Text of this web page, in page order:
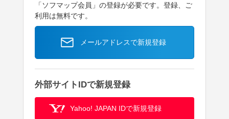
「ソフマップ会員」の登録が必要です。登録、ご
利用は無料です。
メールアドレスで新規登録
外部サイトIDで新規登録
Yahoo! JAPAN IDで新規登録